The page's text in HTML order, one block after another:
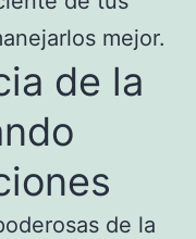
mejor.
de la
de la